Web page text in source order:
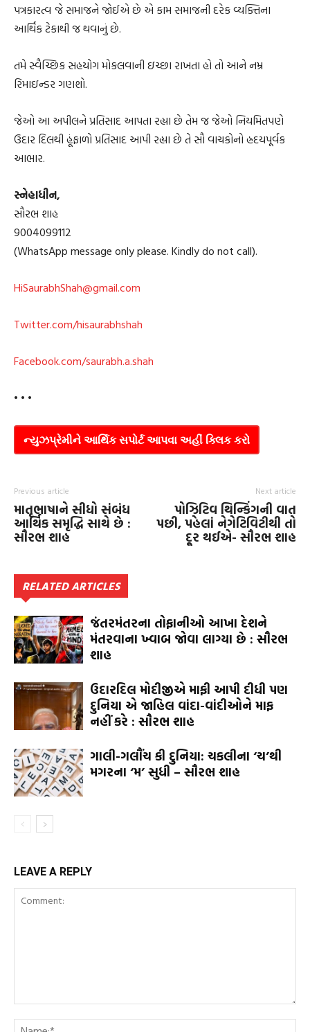
પત્રકારત્વ જે સમાજને જોઈએ છે એ કામ સમાજની દરેક વ્યક્તિના
આર્થિક ટેકાથી જ થવાનું છે.
તમે સ્વૈચ્છિક સહયોગ મોકલવાની ઇચ્છા રાખતા હો તો આને નમ્ર
રિમાઇન્ડર ગણશો.
જેઓ આ અપીલને પ્રતિસાદ આપતા રહ્યા છે તેમ જ જેઓ નિયમિતપણે
ઉદાર દિલથી હૂંફાળો પ્રતિસાદ આપી રહ્યા છે તે સૌ વાચકોનો હ્રદયપૂર્વક
આભાર.
સ્નેહાધીન,
સૌરભ શાહ
9004099112
(WhatsApp message only please. Kindly do not call).
HiSaurabhShah@gmail.com
Twitter.com/hisaurabhshah
Facebook.com/saurabh.a.shah
• • •
ન્યુઝપ્રેમીને આર્થિક સપોર્ટ આપવા અહીં ક્લિક કરો
Previous article
માતૃભાષાને સીધો સંબંધ
આર્થિક સમૃદ્ધિ સાથે છે :
સૌરભ શાહ
Next article
પોઝિટિવ થિન્કિંગની વાત
પછી, પહેલાં નેગેટિવિટીથી તો
દૂર થઈએ- સૌરભ શાહ
RELATED ARTICLES
જંતરમંતરના તોફાનીઓ આખા દેશને
મંતરવાના ખ્વાબ જોવા લાગ્યા છે : સૌરભ
શાહ
ઉદારદિલ મોદીજીએ માફી આપી દીધી પણ
દુનિયા એ જાહિલ વાંદા-વાંદીઓને માફ
નહીં કરે : સૌરભ શાહ
ગાલી-ગલૌંચ કી દુનિયા: ચકલીના ‘ચ’થી
મગરના ‘મ’ સુધી – સૌરભ શાહ
LEAVE A REPLY